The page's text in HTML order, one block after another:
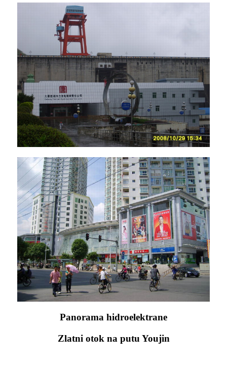
Panorama hidroelektrane
Zlatni otok na putu Youjin